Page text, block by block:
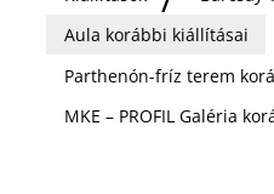
Aula korábbi kiállításai
Parthenón-fríz terem
MKE – PROFIL Galéria